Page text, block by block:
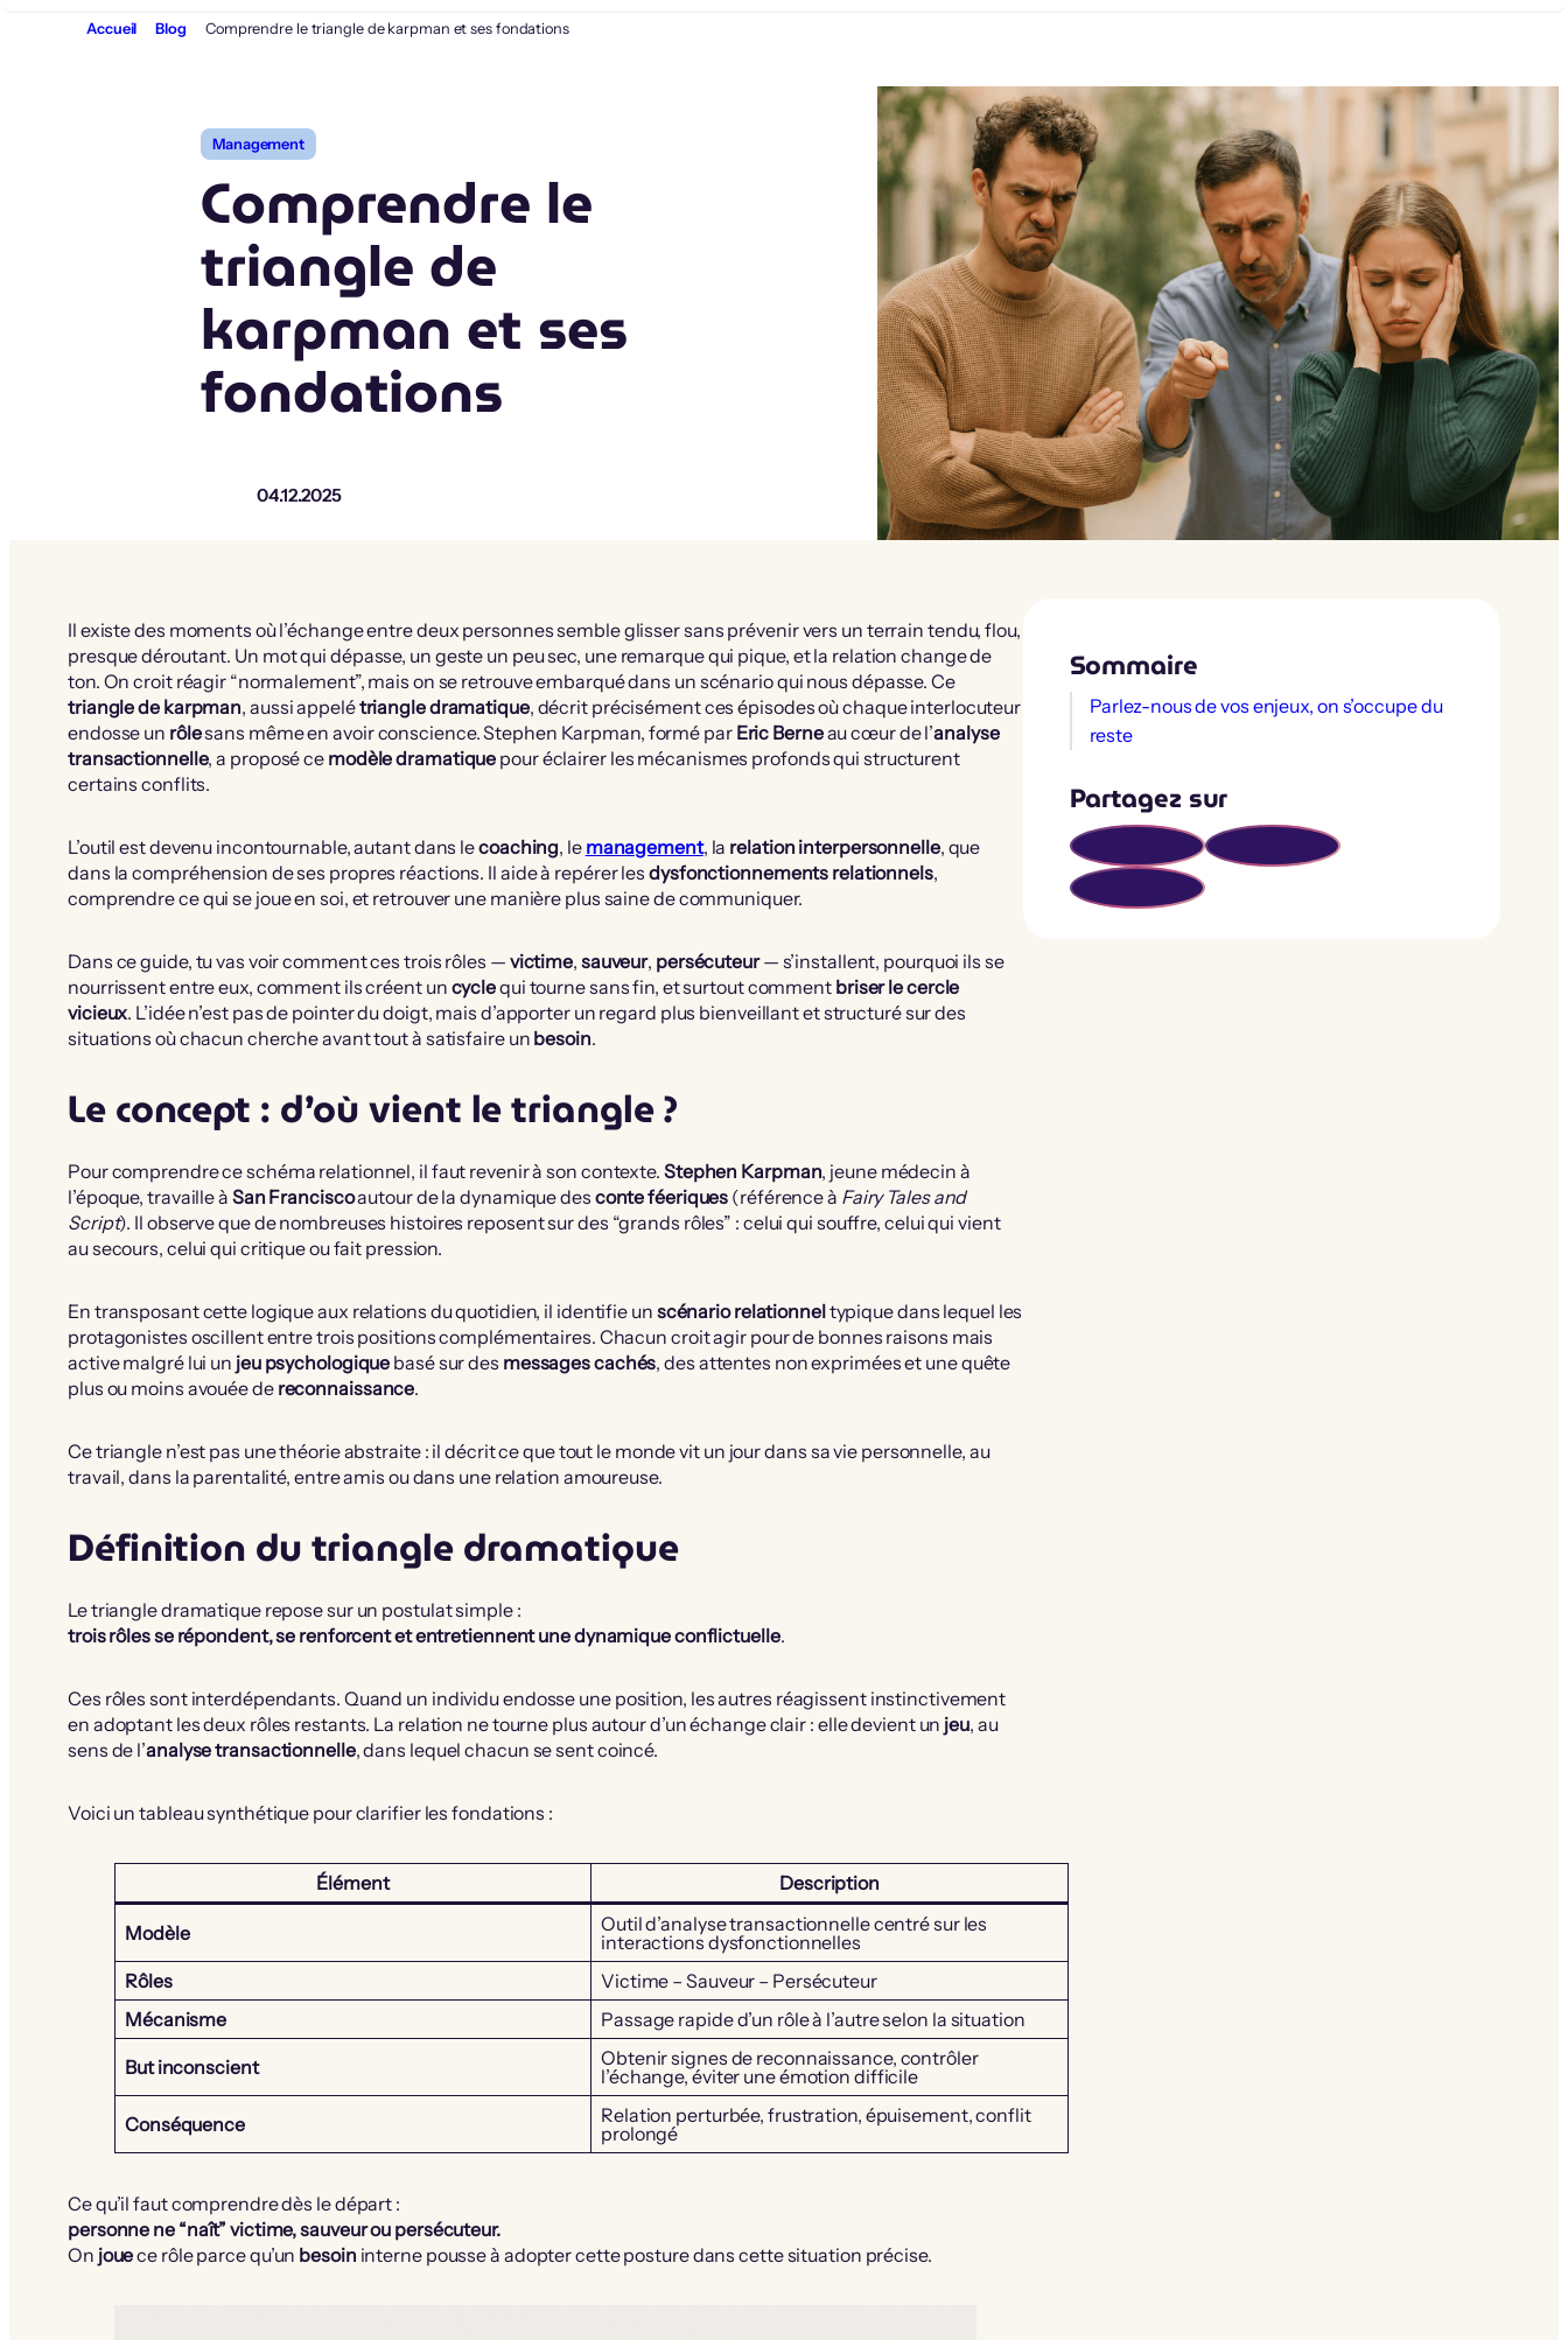
Accueil Blog Comprendre le triangle de karpman et ses fondations
Management
Comprendre le
triangle de
karpman et ses
fondations
04.12.2025
Il existe des moments où l’échange entre deux personnes semble glisser sans prévenir vers un terrain tendu, flou,
presque déroutant. Un mot qui dépasse, un geste un peu sec, une remarque qui pique, et la relation change de
ton. On croit réagir “normalement”, mais on se retrouve embarqué dans un scénario qui nous dépasse. Ce
triangle de karpman, aussi appelétriangle dramatique, décrit précisément ces épisodes où chaque interlocuteur
endosse un rôlesans même en avoir conscience. Stephen Karpman, formé par Eric Berneau cœur de l’analyse
transactionnelle, a proposé ce modèle dramatique pour éclairer les mécanismes profonds qui structurent
certains conflits.
L’outil est devenu incontournable, autant dans lecoaching, le management, la relation interpersonnelle, que
dans la compréhension de ses propres réactions. Il aide à repérer les dysfonctionnements relationnels,
comprendre ce qui se joue en soi, et retrouver une manière plus saine de communiquer.
Dans ce guide, tu vas voir comment ces trois rôles — victime, sauveur, persécuteur— s’installent, pourquoi ils se
nourrissent entre eux, comment ils créent un cyclequi tourne sans fin, et surtout comment briser le cercle
vicieux. L’idée n’est pas de pointer du doigt, mais d’apporter un regard plus bienveillant et structuré sur des
situations où chacun cherche avant tout à satisfaire un besoin.
Le concept : d’où vient le triangle ?
Pour comprendre ce schéma relationnel, il faut revenir à son contexte. Stephen Karpman, jeune médecin à
l’époque, travaille à San Franciscoautour de la dynamique des conte féeriques (référence à Fairy Tales and
Script). Il observe que de nombreuses histoires reposent sur des “grands rôles” : celui qui souffre, celui qui vient
au secours, celui qui critique ou fait pression.
En transposant cette logique aux relations du quotidien, il identifie un scénario relationneltypique dans lequel les
protagonistes oscillent entre trois positions complémentaires. Chacun croit agir pour de bonnes raisons mais
active malgré lui un jeu psychologique basé sur des messages cachés, des attentes non exprimées et une quête
plus ou moins avouée de reconnaissance.
Ce triangle n’est pas une théorie abstraite : il décrit ce que tout le monde vit un jour dans sa vie personnelle, au
travail, dans la parentalité, entre amis ou dans une relation amoureuse.
Définition du triangle dramatique
Le triangle dramatique repose sur un postulat simple :
trois rôles se répondent, se renforcent et entretiennent une dynamique conflictuelle.
Ces rôles sont interdépendants. Quand un individu endosse une position, les autres réagissent instinctivement
en adoptant les deux rôles restants. La relation ne tourne plus autour d’un échange clair : elle devient un jeu, au
sens de l’analyse transactionnelle, dans lequel chacun se sent coincé.
Voici un tableau synthétique pour clarifier les fondations :
Élément Description
Modèle
Outil d’analyse transactionnelle centré sur les
interactions dysfonctionnelles
Rôles
Victime – Sauveur – Persécuteur
Mécanisme
Passage rapide d’un rôle à l’autre selon la situation
But inconscient
Obtenir signes de reconnaissance, contrôler
l’échange, éviter une émotion difficile
Conséquence
Relation perturbée, frustration, épuisement, conflit
prolongé
Ce qu’il faut comprendre dès le départ :
personne ne “naît” victime, sauveur ou persécuteur.
On jouece rôle parce qu’un besoin interne pousse à adopter cette posture dans cette situation précise.
Sommaire
Parlez-nous de vos enjeux, on s’occupe du
reste
Partagez sur